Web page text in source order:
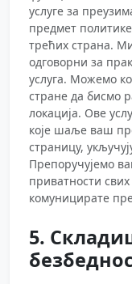
услуге за
предмет
трећих страна.
одговорни за
услуга. Можемо
стране да бисмо
локација. Ове
које шаље ваш
страницу,
Препоручујемо
приватности
комуницирате
5.